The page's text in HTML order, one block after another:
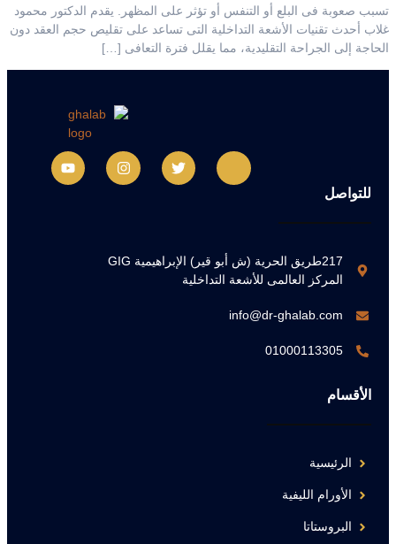
تسبب صعوبة فى البلع أو التنفس أو تؤثر على المظهر. يقدم الدكتور محمود
غلاب أحدث تقنيات الأشعة التداخلية التى تساعد على تقليص حجم العقد دون
الحاجة إلى الجراحة التقليدية، مما يقلل فترة التعافى […]
للتواصل
217طريق الحرية (ش أبو قير) الإبراهيمية GIG
المركز العالمى للأشعة التداخلية
info@dr-ghalab.com
01000113305
الأقسام
الرئيسية
الأورام الليفية
البروستاتا